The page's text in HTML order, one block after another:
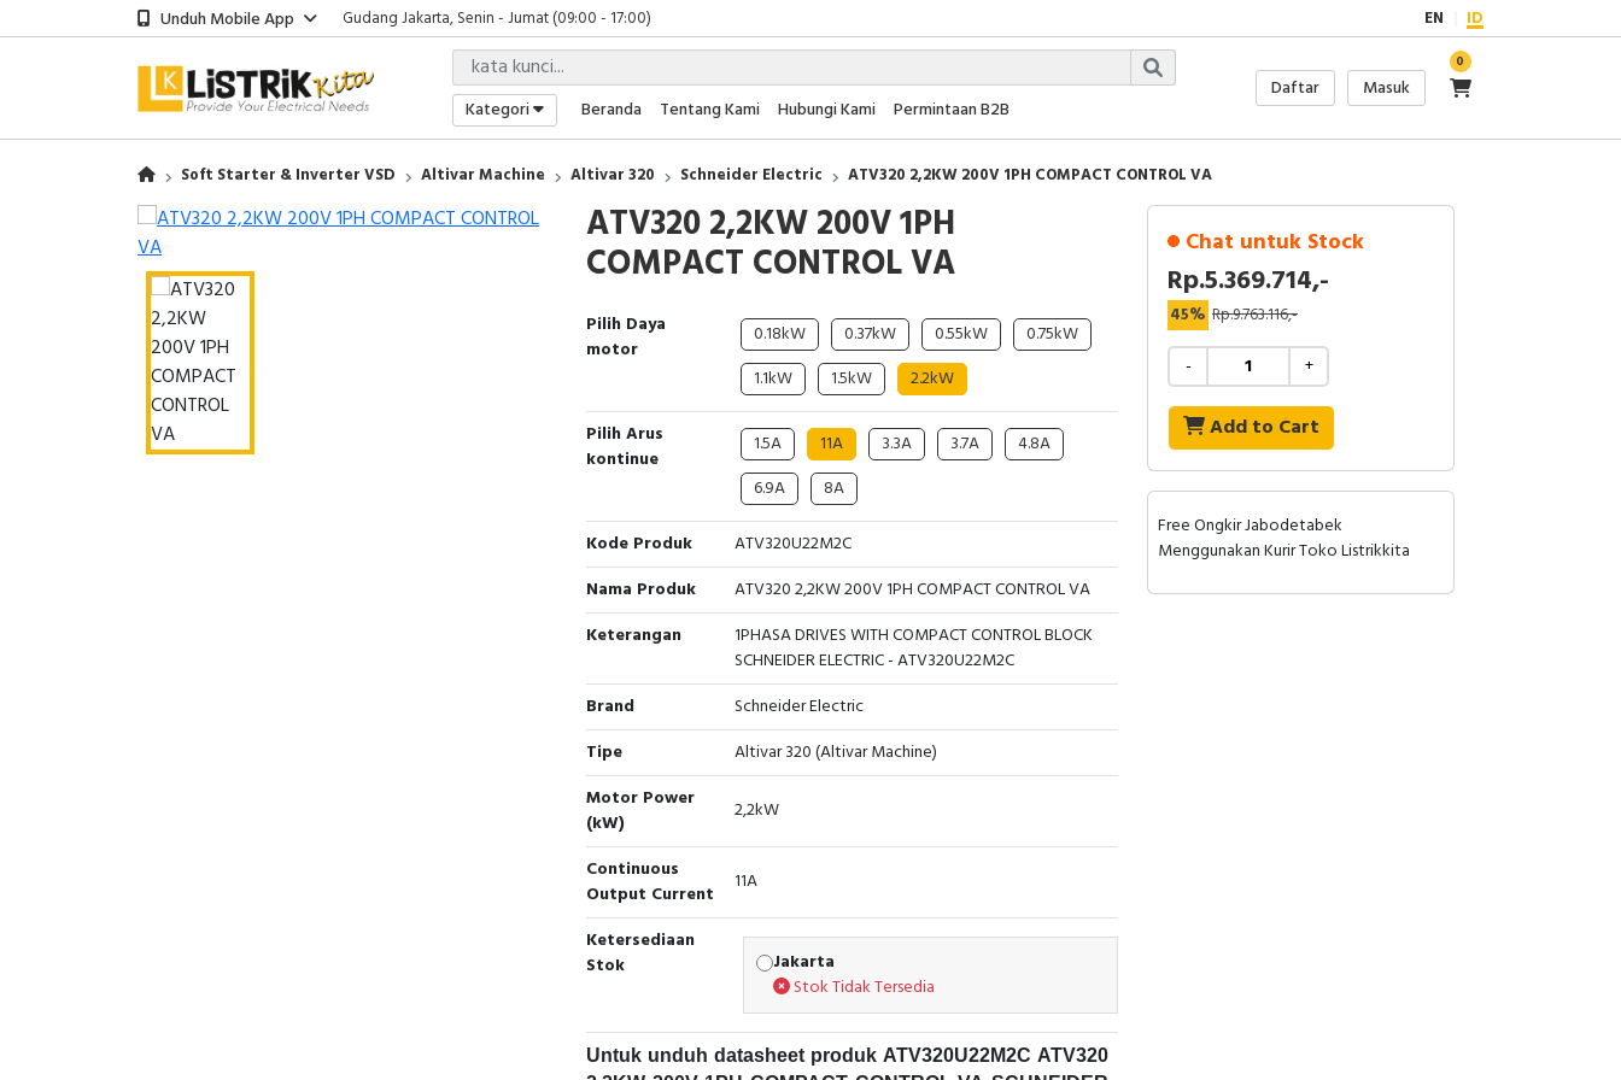
Unduh Mobile App
Gudang Jakarta, Senin - Jumat (09:00 - 17:00)
Showroom Bali, Senin - Jumat (09:00 - 17:00)
Kantor Jakarta, Senin - Jumat (08:00 - 17:00)
Gudang Jakarta, Senin - Jumat (09:00 - 17:00)
Showroom Bali, Senin - Jumat (09:00 - 17:00)
EN ID
Kategori Beranda Tentang Kami Hubungi Kami Permintaan B2B
Daftar Masuk
0
Soft Starter & Inverter VSD Altivar Machine Altivar 320 Schneider Electric ATV320 2,2KW 200V 1PH COMPACT CONTROL VA
ATV320 2,2KW 200V 1PH
COMPACT CONTROL VA
Pilih Daya
motor
0.18kW 0.37kW 0.55kW
0.75kW
1.1kW
1.5kW
2.2kW
Pilih Arus
kontinue
1.5A 11A 3.3A 3.7A
4.8A
6.9A
8A
Kode Produk
ATV320U22M2C
Nama Produk
ATV320 2,2KW 200V 1PH COMPACT CONTROL VA
Keterangan
1PHASA DRIVES WITH COMPACT CONTROL BLOCK
SCHNEIDER ELECTRIC - ATV320U22M2C
Brand
Schneider Electric
Tipe
Altivar 320 (Altivar Machine)
Motor Power
(kW)
2,2kW
Continuous
Output Current
11A
Ketersediaan
Stok
Jakarta
Stok Tidak Tersedia
Untuk unduh datasheet produk ATV320U22M2C ATV320
Chat untuk Stock
Rp.5.369.714,-
45% Rp.9.763.116,-
- +
Add to Cart
Free Ongkir Jabodetabek
Menggunakan Kurir Toko Listrikkita